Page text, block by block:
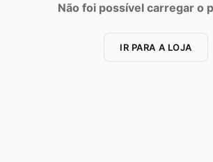
Não foi possível carregar o
IR PARA A LOJA